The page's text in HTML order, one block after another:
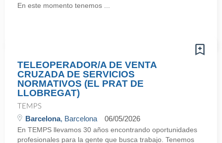
En este momento tenemos ...
TELEOPERADOR/A DE VENTA
CRUZADA DE SERVICIOS
NORMATIVOS (EL PRAT DE
LLOBREGAT)
TEMPS
Barcelona, Barcelona 06/05/2026
En TEMPS llevamos 30 años encontrando oportunidades
profesionales para la gente que busca trabajo. Tenemos